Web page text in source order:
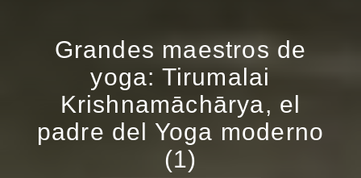
Grandes maestros de
yoga: Tirumalai
Krishnamāchārya, el
padre del Yoga moderno
(1)